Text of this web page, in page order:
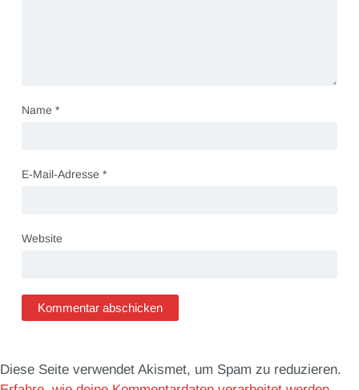
Name *
E-Mail-Adresse *
Website
Diese Seite verwendet Akismet, um Spam zu reduzieren.